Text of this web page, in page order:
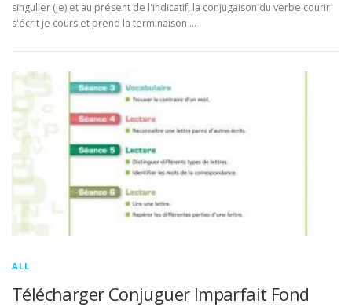
singulier (je) et au présent de l'indicatif, la conjugaison du verbe courir
s'écrit je cours et prend la terminaison …
ALL
Télécharger Conjuguer Imparfait Fond